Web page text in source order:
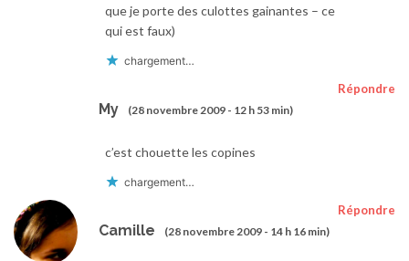
que je porte des culottes gainantes – ce
qui est faux)
chargement…
My (28 novembre 2009 - 12 h 53 min)
Répondre
c’est chouette les copines
chargement…
Camille (28 novembre 2009 - 14 h 16 min)
Répondre